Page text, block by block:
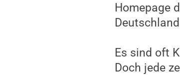
Homepage
Es sind oft
Doch jede